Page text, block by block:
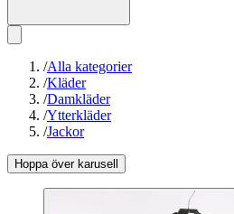
/Alla kategorier
/Kläder
/Damkläder
/Ytterkläder
/Jackor
Hoppa över karusell